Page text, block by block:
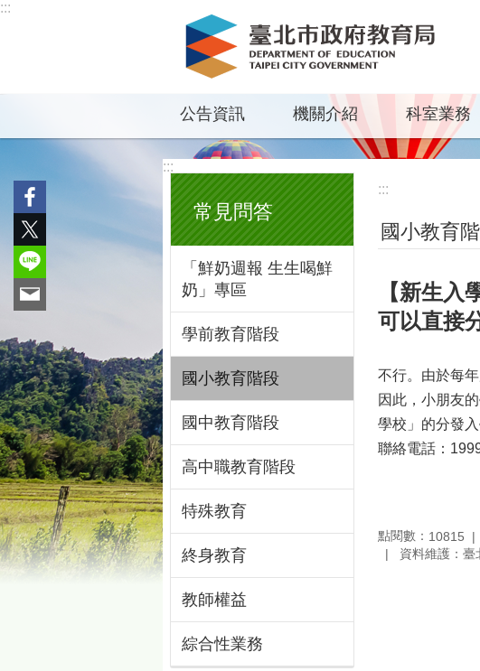
跳到主要內容區塊
:::
公告資訊 機關介紹 科室業務
:::
常見問答
「鮮奶週報 生生喝鮮
奶」專區
學前教育階段
國小教育階段
國中教育階段
高中職教育階段
特殊教育
終身教育
教師權益
綜合性業務
:::
國小教育
【新生
可以直接
不行。由於每
因此，小朋友
學校」的分發入
聯絡電話：
點閱數： 10815
資料維護：臺